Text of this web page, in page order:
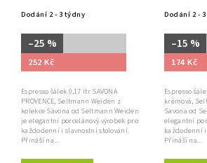
Dodání 2 - 3 týdny
–25 %
252 Kč
Espresso šálek 0,17 ltr SAVONA
PROVENCE, Seltmann Weiden z
kolekce Savona od Seltmann Weiden
je elegantní porcelánový výrobek pro
každodenní i slavnostní stolování.
Přináší na...
Dodání 2 -
–15 %
174 Kč
Espresso
krémová,
Savona od
elegantní
každodenní
Přináší na...